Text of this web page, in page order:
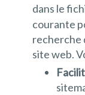
dans le
courante
recherche
site web.